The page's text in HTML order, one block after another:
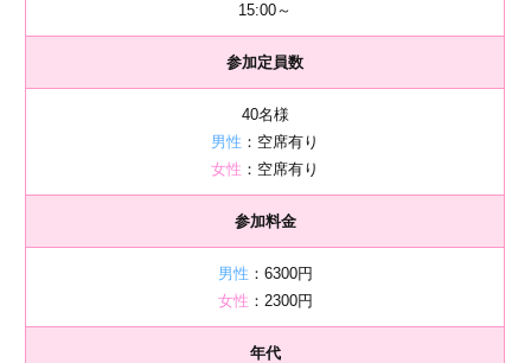
15:00～
参加定員数
40名様
男性 ：空席有り
女性 ：空席有り
参加料金
男性 ：6300円
女性 ：2300円
年代